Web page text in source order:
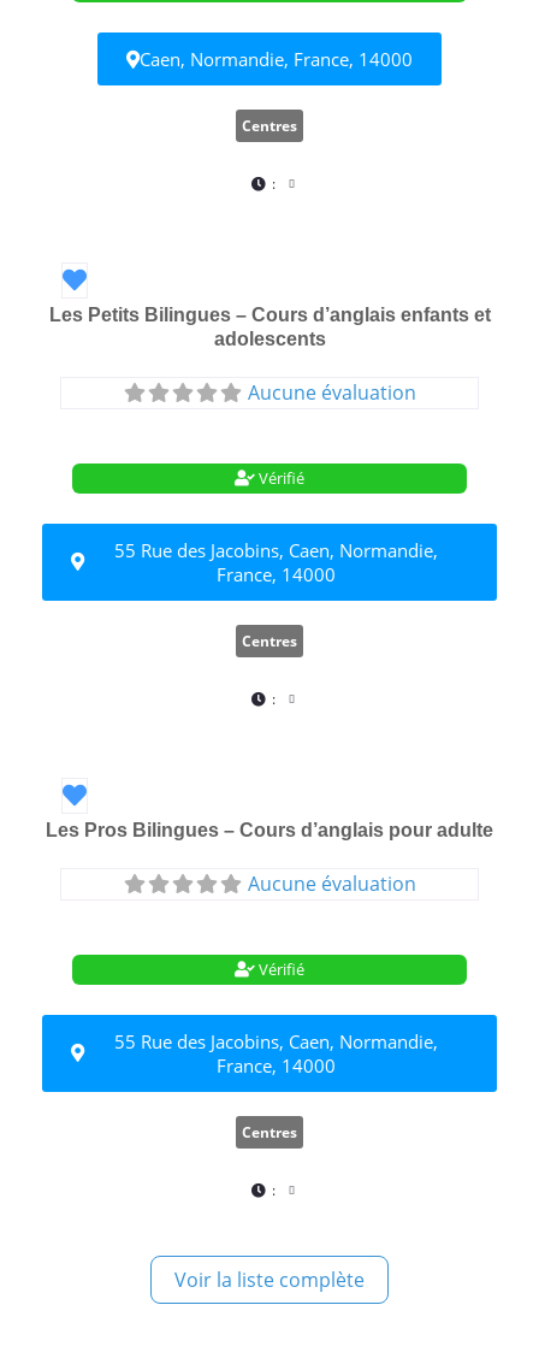
Caen, Normandie, France, 14000
Centres
:
Favori
Les Petits Bilingues – Cours d’anglais enfants et
adolescents
Aucune évaluation
Vérifié
55 Rue des Jacobins, Caen, Normandie,
France, 14000
Centres
:
Favori
Les Pros Bilingues – Cours d’anglais pour adulte
Aucune évaluation
Vérifié
55 Rue des Jacobins, Caen, Normandie,
France, 14000
Centres
:
Voir la liste complète